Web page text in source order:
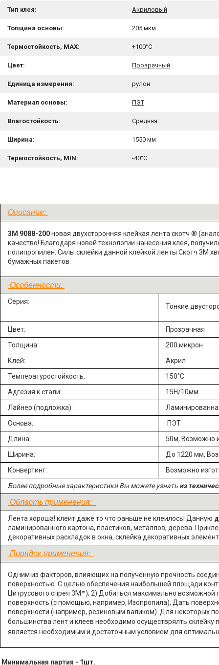
Тип клея: Акриловый
Толщина основы: 205 мкм
Термостойкость, MAX: +100°C
Цвет: Прозрачный
Единица измерения: рулон
Материал основы: ПЭТ
Влагостойкость: Средняя
Ширина: 1550 мм
Термостойкость, MIN: -40°C
Описание:
3М 9088-200новая двухсторонняя клейкая лента скотч ®
качество! Благодаря новой технологии нанесения клея,
полипропилен. Силы склейки данной клейкой ленты Скотч ЗМ
бумажных пакетов.
Особенности:
Серия:
Тонкие
Цвет:
Прозрачная
Толщина:
200 микрон
Клей:
Акрил
Температуростойкость:
150°C
Адгезия к стали:
15Н/10мм
Лайнер (подложка):
Основа:
ПЭТ
Длина:
50м, Возможно
Ширина:
До 1220 мм,
Конвертинг:
Возможно
Более подробные характеристики Вы можете узнать из
Область применения:
Лента хороша! клеит даже то что раньше не клеилось! Данную
ламинированного картона, пластиков, металлов, дерева.
декоративных раскладок в окна, склейка декоративных
Порядок применения:
Одним из факторов, влияющих на полученную прочность
поверхностью. С целью обеспечения наибольшей площади
Цитрусового спрея 3М™); 2) Добиться максимально возможной
поверхность (с помощью, например, Изопропила), Дать
поверхности (например, резиновым валиком). Для некоторых
большинства лент и клеев необходимо осуществрялть
является необходимым и достаточным условием для
Минимальная партия - 1шт.